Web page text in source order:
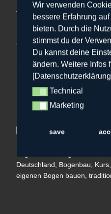
Adresse &
Herrenhaus
Am Gut 7
24107 Quarnbek
+49 151 207 30 333
hr@bowfire.de
Wir verwenden
bessere Erfahrung
bieten. Durch die
stimmst du der
Du kannst deine
ändern. Weitere Infos
Technical
Technical
Marketing
Marketing
save